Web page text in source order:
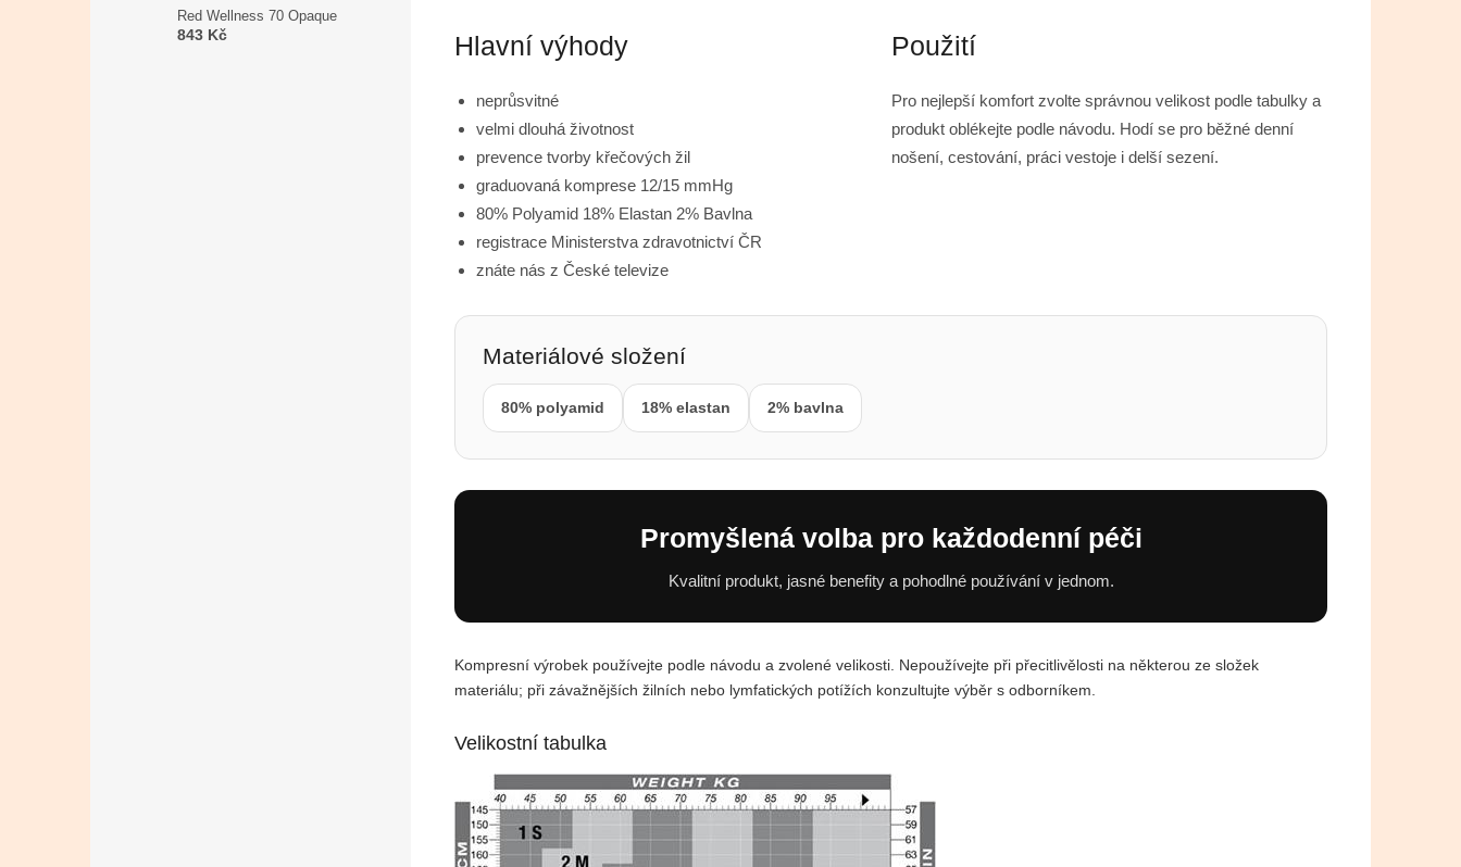
Red Wellness 70 Opaque
843 Kč Hlavní výhody
neprůsvitné
velmi dlouhá životnost
prevence tvorby křečových žil
graduovaná komprese 12/15 mmHg
80% Polyamid 18% Elastan 2% Bavlna
registrace Ministerstva zdravotnictví ČR
znáte nás z České televize
Použití
Pro nejlepší komfort zvolte správnou velikost podle tabulky a
produkt oblékejte podle návodu. Hodí se pro běžné denní
nošení, cestování, práci vestoje i delší sezení.
Materiálové složení
80% polyamid 18% elastan 2% bavlna
Promyšlená volba pro každodenní péči
Kvalitní produkt, jasné benefity a pohodlné používání v jednom.
Kompresní výrobek používejte podle návodu a zvolené velikosti. Nepoužívejte při přecitlivělosti na některou ze složek
materiálu; při závažnějších žilních nebo lymfatických potížích konzultujte výběr s odborníkem.
Velikostní tabulka